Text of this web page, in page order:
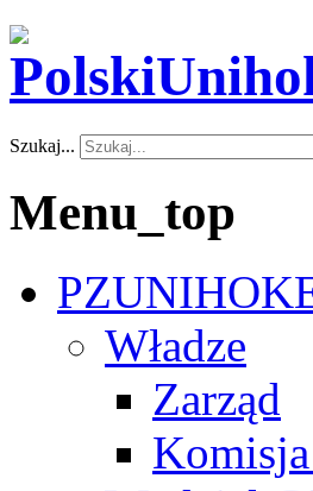
Szukaj...
Menu_top
Władze
Zarząd